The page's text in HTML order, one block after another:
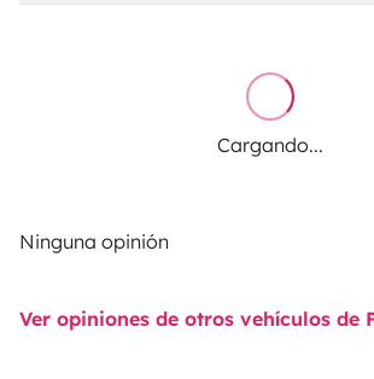
Cargando...
Ninguna opinión
Ver opiniones de otros vehículos de